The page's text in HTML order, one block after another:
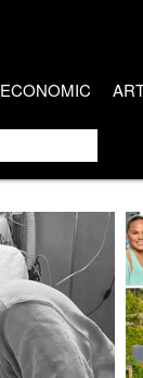
ECONOMIC